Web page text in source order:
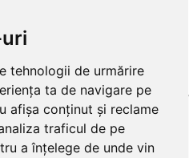
tehnologii de urmărire
ta de navigare pe
afișa conținut și reclame
traficul de pe
a înțelege de unde vin